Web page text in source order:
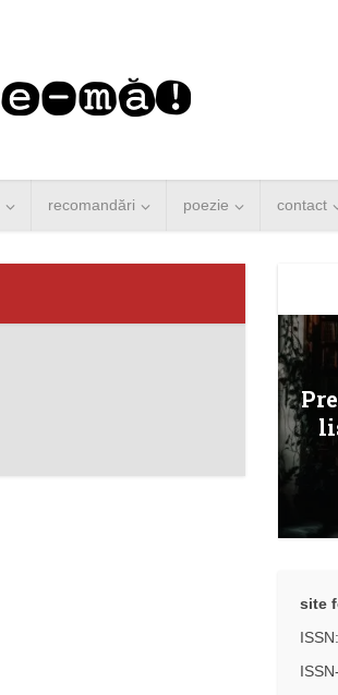
recomandări poezie contact
site